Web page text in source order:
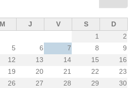
M J V S
D
1
2
5 6 7 8
9
12 13 14 15
16
19 20 21 22
23
26 27 28 29
30